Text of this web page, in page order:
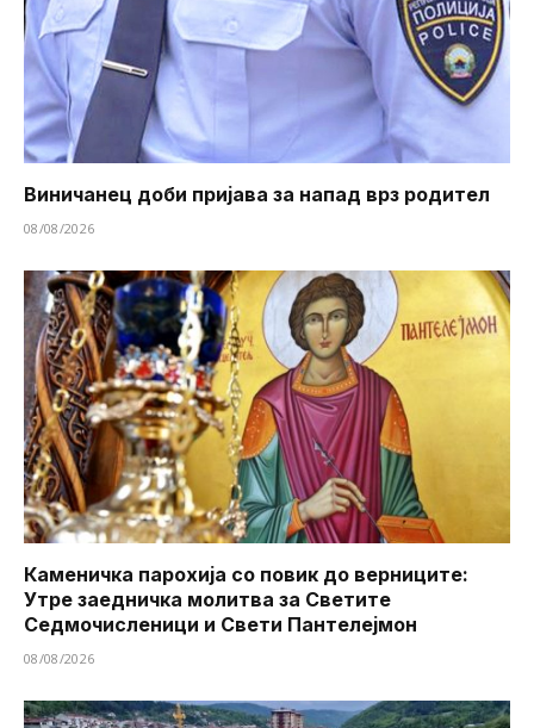
Виничанец доби пријава за напад врз родител
08/08/2026
Каменичка парохија со повик до верниците:
Утре заедничка молитва за Светите
Седмочисленици и Свети Пантелејмон
08/08/2026